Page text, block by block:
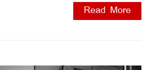
Read More